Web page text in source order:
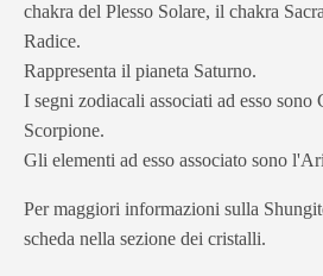
chakra del Plesso Solare, il chakra
Radice.
Rappresenta il pianeta Saturno.
I segni zodiacali associati ad esso sono
Scorpione.
Gli elementi ad esso associato sono
Per maggiori informazioni sulla
scheda nella sezione dei cristalli.